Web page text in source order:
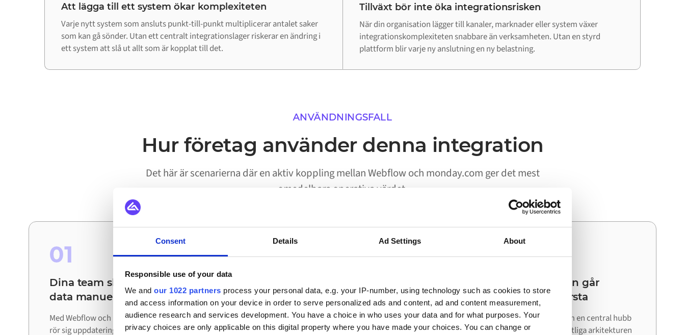
Consent Details Ad Settings About
Responsible use of your data
We and our 1022 partners process your personal data, e.g. your IP-number, using technology such as cookies to store
and access information on your device in order to serve personalized ads and content, ad and content measurement,
audience research and services development. You have a choice in who uses your data and for what purposes. Your
privacy choices are only applicable on this digital property where you have made your choices. You can change or
Att lägga till ett system ökar komplexiteten
Varje nytt system som ansluts punkt-till-punkt multiplicerar antalet saker
som kan gå sönder. Utan ett centralt integrationslager riskerar en ändring i
ett system att slå ut allt som är kopplat till det.
Tillväxt bör inte öka integrationsrisken
När din organisation lägger till kanaler, marknader eller system växer
integrationskomplexiteten snabbare än verksamheten. Utan en styrd
plattform blir varje ny anslutning en ny belastning.
ANVÄNDNINGSFALL
Hur företag använder denna integration
Det här är scenarierna där en aktiv koppling mellan Webflow och monday.com ger det mest
omedelbara operativa värdet.
01
Dina team slipper stämma av
data manuellt
Med Webflow och monday.com ihopkopplade
rör sig uppdateringar automatiskt mellan
02
start
Arbetsflöden som tidigare krävde att en person
flyttade data mellan Webflow och monday.com
03
Din nästa integration går
snabbare än den första
Eftersom Alumio fungerar som en central hubb
kan du återanvända den befintliga arkitekturen